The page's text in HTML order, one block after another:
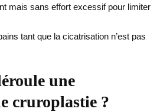
mais sans effort excessif pour limiter
tant que la cicatrisation n’est pas
une
cruroplastie ?